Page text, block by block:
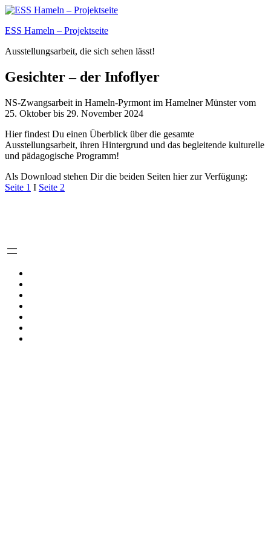
Zum
springen
ESS Hameln – Projektseite
Ausstellungsarbeit, die sich sehen lässt!
Gesichter – der Infoflyer
NS-Zwangsarbeit in Hameln-Pyrmont im Hamelner Münster vom
25. Oktober bis 29. November 2024
Hier findest Du einen Überblick über die gesamte
Ausstellungsarbeit, ihren Hintergrund und das begleitende kulturelle
und pädagogische Programm!
Als Download stehen Dir die beiden Seiten hier zur Verfügung:
Seite 1 I Seite 2